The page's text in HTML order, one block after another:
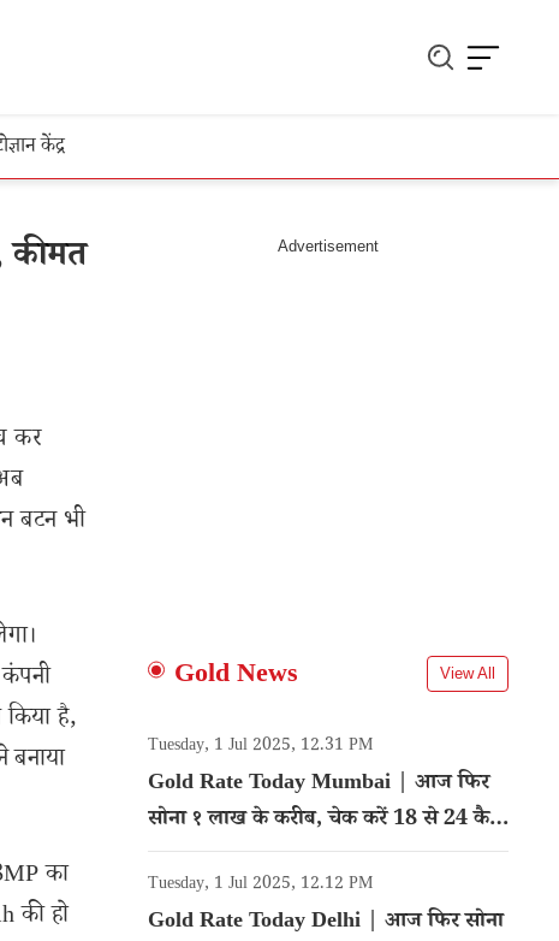
ज्ञान केंद्र
कीमत
कर
बटन भी
है,
का
की हो
Gold News View All
Tuesday, 1 Jul 2025, 12.31 PM
Gold Rate Today Mumbai | आज फिर
सोना १ लाख के करीब, चेक करें 18 से 24 कैरेट
गोल्ड का रेट
Tuesday, 1 Jul 2025, 12.12 PM
Gold Rate Today Delhi | आज फिर सोना